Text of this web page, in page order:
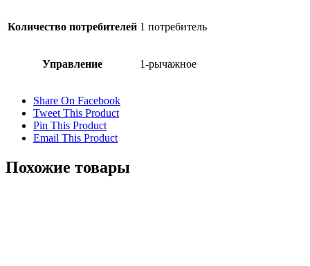
Количество потребителей 1 потребитель
Управление 1-рычажное
Share On Facebook
Tweet This Product
Pin This Product
Email This Product
Похожие товары